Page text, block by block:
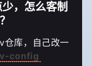
，怎么客制
库，自己改一
config